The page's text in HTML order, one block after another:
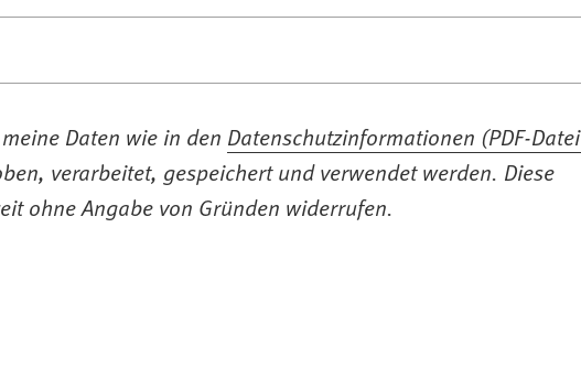
Daten wie in den Datenschutzinformationen PDF-Datei
verarbeitet, gespeichert und verwendet werden. Diese
ohne Angabe von Gründen widerrufen.